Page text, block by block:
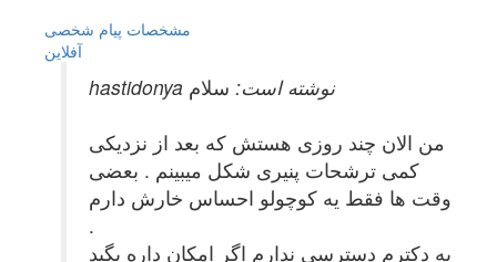
مشخصات پیام شخصی
آفلاين
hastidonya نوشته است: سلام
من الان چند روزی هستش که بعد از نزدیکی
کمی ترشحات پنیری شکل میبینم . بعضی
وقت ها فقط یه کوچولو احساس خارش دارم
.
به دکترم دسترسی ندارم اگر امکان داره بگید